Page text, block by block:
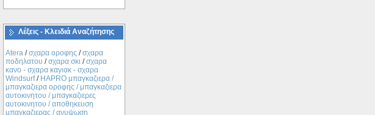
Λέξεις - Κλειδιά Αναζήτησης
Atera /σχαρα οροφης /σχαρα
ποδηλατου /σχαρα σκι /σχαρα
κανο - σχαρα καγιακ - σχαρα
Windsurf/ ΗΑPRO μπαγκαζιερα /
μπαγκαζιερα οροφης / μπαγκαζιερα
αυτοκινητου / μπαγκαζιερες
αυτοκινητου / αποθηκευση
μπαγκαζιερας / ανυψωση